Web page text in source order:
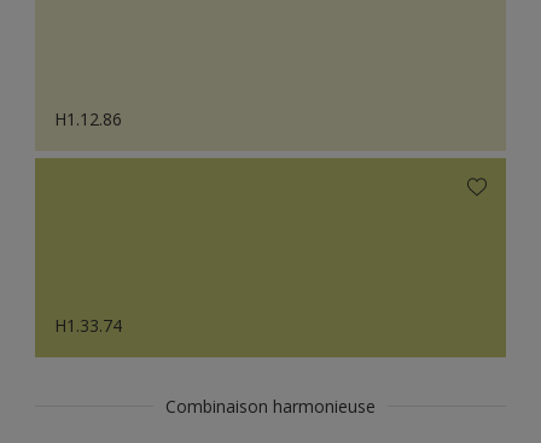
H1.12.86
H1.33.74
Combinaison harmonieuse